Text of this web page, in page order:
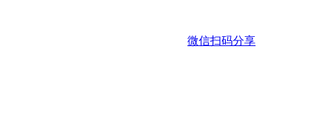
微信扫码分享